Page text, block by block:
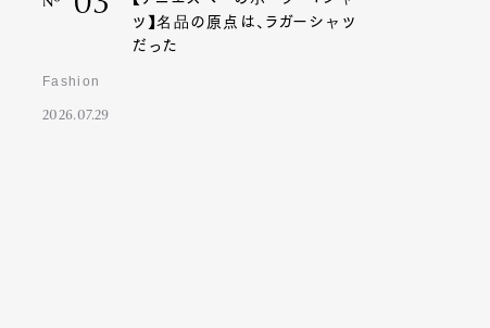
Nº
ツ】名品の原点は、ラガーシャツ
だった
Fashion
2026.07.29